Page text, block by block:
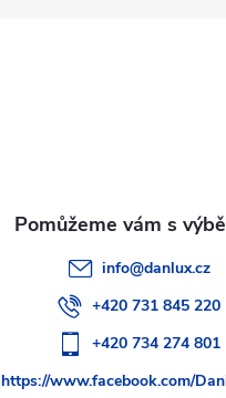
info@danlux.cz
+420 731 845 220
+420 734 274 801
https://www.facebook.com/